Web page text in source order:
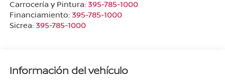
Carrocería y Pintura: 395-785-1000
Financiamiento: 395-785-1000
Sicrea: 395-785-1000
Información del vehículo